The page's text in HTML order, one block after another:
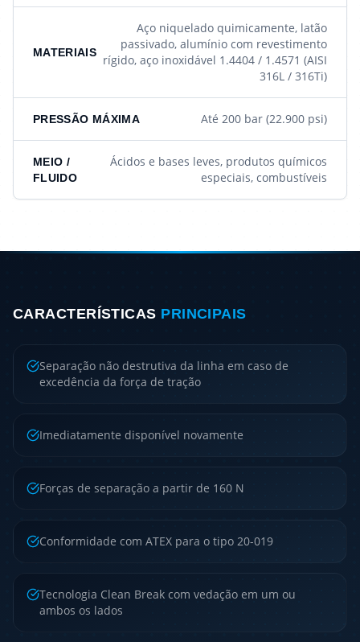
MATERIAIS
Aço niquelado quimicamente, latão
passivado, alumínio com revestimento
rígido, aço inoxidável 1.4404 / 1.4571 (AISI
316L / 316Ti)
PRESSÃO MÁXIMA Até 200 bar (22.900 psi)
MEIO /
FLUIDO
Ácidos e bases leves, produtos químicos
especiais, combustíveis
CARACTERÍSTICAS PRINCIPAIS
Separação não destrutiva da linha em caso de
excedência da força de tração
Imediatamente disponível novamente
Forças de separação a partir de 160 N
Conformidade com ATEX para o tipo 20-019
Tecnologia Clean Break com vedação em um ou
ambos os lados